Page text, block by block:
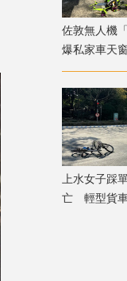
佐敦無人機
爆私家車天
上水女子踩
亡 輕型貨車